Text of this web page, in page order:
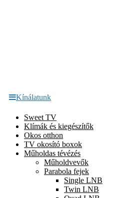
Kínálatunk
Sweet TV
Klímák és kiegészítők
Okos otthon
TV okosító boxok
Műholdas tévézés
Műholdvevők
Parabola fejek
Single LNB
Twin LNB